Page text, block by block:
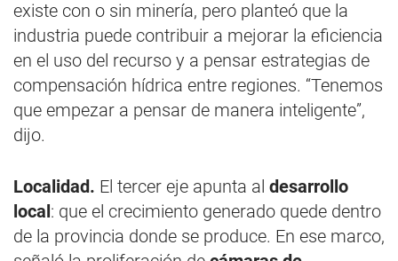
existe con o sin minería, pero planteó que la
industria puede contribuir a mejorar la eficiencia
en el uso del recurso y a pensar estrategias de
compensación hídrica entre regiones. “Tenemos
que empezar a pensar de manera inteligente”,
dijo.
Localidad. El tercer eje apunta al desarrollo
local : que el crecimiento generado quede dentro
de la provincia donde se produce. En ese marco,